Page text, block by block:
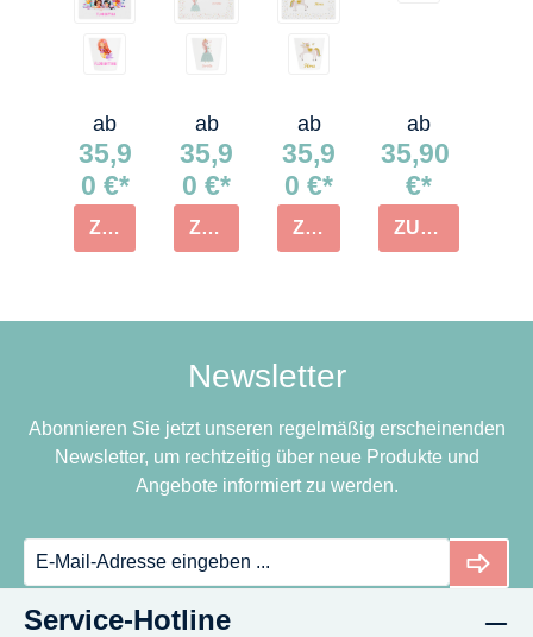
ab
35,9
0 €*
ZUM PRODUKT
ab
35,9
0 €*
ZUM PRODUKT
ab
35,9
0 €*
ZUM PRODUKT
ab
35,90
€*
ZUM PRODUKT
Newsletter
Abonnieren Sie jetzt unseren regelmäßig erscheinenden
Newsletter, um rechtzeitig über neue Produkte und
Angebote informiert zu werden.
Service-Hotline